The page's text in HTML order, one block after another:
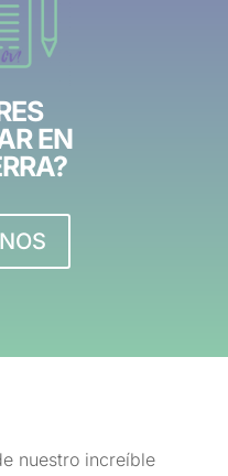
EN
nuestro increíble